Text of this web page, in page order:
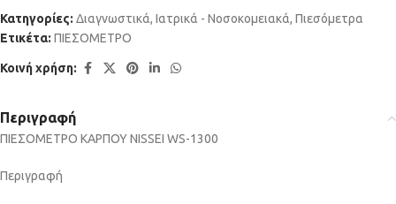
Κατηγορίες: Διαγνωστικά, Ιατρικά - Νοσοκομειακά, Πιεσόμετρα
Ετικέτα: ΠΙΕΣΟΜΕΤΡΟ
Κοινή χρήση:
Περιγραφή
ΠΙΕΣΟΜΕΤΡΟ ΚΑΡΠΟΥ ΝΙSSΕΙ WS-1300
Περιγραφή